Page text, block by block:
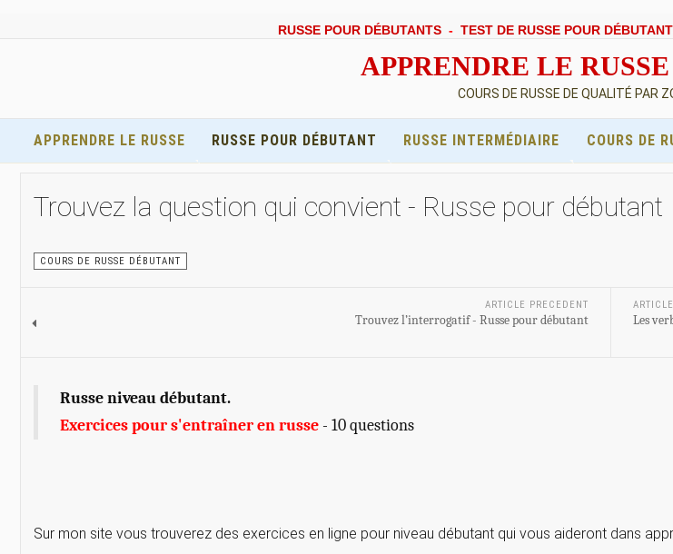
RUSSE POUR DÉBUTANTS - TEST DE RUSSE POUR
APPRENDRE LE
COURS DE RUSSE DE QUALITÉ PAR
APPRENDRE LE RUSSE RUSSE POUR DÉBUTANT RUSSE INTERMÉDIAIRE COURS DE
Trouvez la question qui convient - Russe pour débutant
COURS DE RUSSE DÉBUTANT
ARTICLE PRECEDENT
Trouvez l’interrogatif - Russe pour débutant Les
Russe niveau débutant.
Exercices pour s'entraîner en russe - 10 questions
Sur mon site vous trouverez des exercices en ligne pour niveau débutant qui vous aideront dans